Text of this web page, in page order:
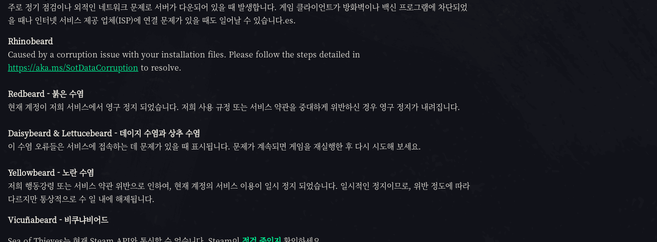
주로 정기 점검이나 외적인 네트워크 문제로 서버가 다운되어 있을 때 발생합니다. 게임 클라이언트가 방화벽이나 백신 프로그램에 차단되었
을 때나 인터넷 서비스 제공 업체(ISP)에 연결 문제가 있을 때도 일어날 수 있습니다.es.
Rhinobeard
Caused by a corruption issue with your installation files. Please follow the steps detailed in
https://aka.ms/SotDataCorruption to resolve.
Redbeard -붉은 수염
현재 계정이 저희 서비스에서 영구 정지 되었습니다. 저희 사용 규정 또는 서비스 약관을 중대하게 위반하신 경우 영구 정지가 내려집니다.
Daisybeard &Lettucebeard - 데이지 수염과 상추 수염
이 수염 오류들은 서비스에 접속하는 데 문제가 있을 때 표시됩니다. 문제가 계속되면 게임을 재실행한 후 다시 시도해 보세요.
Yellowbeard -노란 수염
저희 행동강령 또는 서비스 약관 위반으로 인하여, 현재 계정의 서비스 이용이 일시 정지 되었습니다. 일시적인 정지이므로, 위반 정도에 따라
다르지만 통상적으로 수 일 내에 해제됩니다.
Vicuñabeard - 비쿠냐비어드